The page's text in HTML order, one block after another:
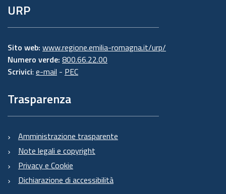
URP
Sito web: www.regione.emilia-romagna.it/urp/
Numero verde: 800.66.22.00
Scrivici: e-mail - PEC
Trasparenza
Amministrazione trasparente
Note legali e copyright
Privacy e Cookie
Dichiarazione di accessibilità